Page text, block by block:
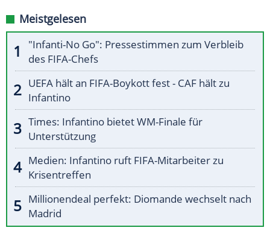
Meistgelesen
"Infanti-No Go": Pressestimmen zum Verbleib
des FIFA-Chefs
UEFA hält an FIFA-Boykott fest - CAF hält zu
Infantino
Times: Infantino bietet WM-Finale für
Unterstützung
Medien: Infantino ruft FIFA-Mitarbeiter zu
Krisentreffen
Millionendeal perfekt: Diomande wechselt nach
Madrid